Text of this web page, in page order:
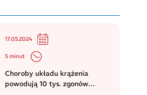
17.05.2024
5 minut
Choroby układu krążenia
powodują 10 tys. zgonów